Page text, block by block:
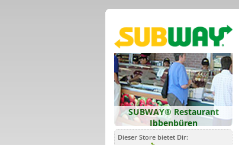
SUBWAY® Restaurant
Ibbenbüren
Dieser Store bietet Dir: